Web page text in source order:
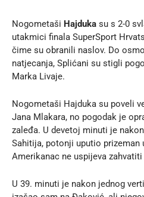
Nogometaši Hajduka su s 2-0
utakmici finala SuperSport
čime su obranili naslov. Do
natjecanja, Splićani su stigli
Marka Livaje.
Nogometaši Hajduka su poveli
Jana Mlakara, no pogodak je
zaleđa. U devetoj minuti je
Sahitija, potonji uputio prizeman
Amerikanac ne uspijeva
U 39. minuti je nakon jednog